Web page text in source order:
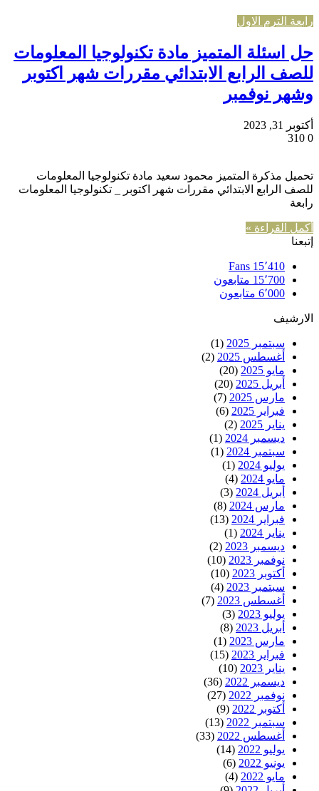
رابعة الترم الاول
حل اسئلة المتميز مادة تكنولوجيا المعلومات
للصف الرابع الابتدائي مقررات شهر اكتوبر
وشهر نوفمبر
أكتوبر 31, 2023
0
تحميل مذكرة المتميز محمود سعيد مادة تكنولوجيا المعلومات
للصف الرابع الابتدائي مقررات شهر اكتوبر _ تكنولوجيا المعلومات
رابعة
أكمل القراءة »
إتبعنا
15٬410 Fans
15٬700 متابعون
6٬000 متابعون
الارشيف
سبتمبر 2025
(1)
أغسطس 2025
(2)
مايو 2025
(20)
أبريل 2025
(20)
مارس 2025
(7)
فبراير 2025
(6)
يناير 2025
(2)
ديسمبر 2024
(1)
سبتمبر 2024
(1)
يوليو 2024
(1)
مايو 2024
(4)
أبريل 2024
(3)
مارس 2024
(8)
فبراير 2024
(13)
يناير 2024
(1)
ديسمبر 2023
(2)
نوفمبر 2023
(10)
أكتوبر 2023
(10)
سبتمبر 2023
(4)
أغسطس 2023
(7)
يوليو 2023
(3)
أبريل 2023
(8)
مارس 2023
(1)
فبراير 2023
(15)
يناير 2023
(10)
ديسمبر 2022
(36)
نوفمبر 2022
(27)
أكتوبر 2022
(9)
سبتمبر 2022
(13)
أغسطس 2022
(33)
يوليو 2022
(14)
يونيو 2022
(6)
مايو 2022
(4)